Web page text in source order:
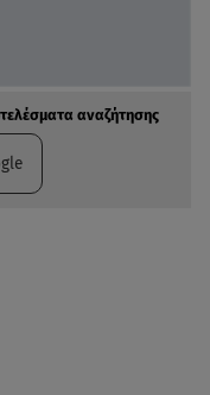
αναζήτησης